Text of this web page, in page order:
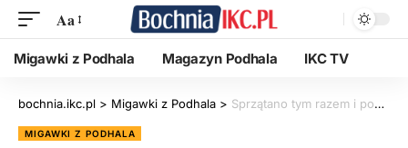
Aa
Migawki z Podhala Magazyn Podhala IKC TV
bochnia.ikc.pl > Migawki z Podhala > Sprzątano tym razem i poza TPN
MIGAWKI Z PODHALA